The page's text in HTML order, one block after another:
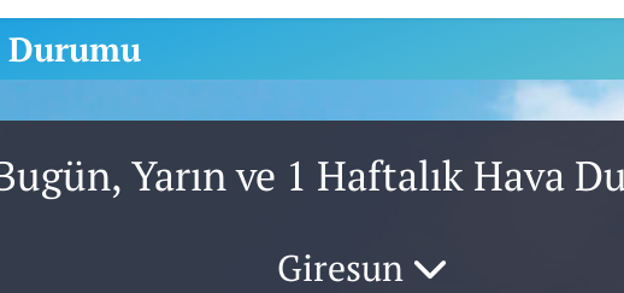
GRAM ALTIN
6648.99 %2.59
65.130,04 %1.2
Durumu
Yarın ve 1 Haftalık Hava
Giresun